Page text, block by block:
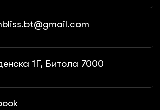
1Г, Битола 7000